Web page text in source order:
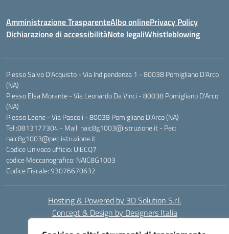
Amministrazione TrasparenteAlbo onlinePrivacy Policy
Dichiarazione di accessibilitàNote legaliWhistleblowing
Plesso Salvo D'Acquisto - Via Indipendenza 1 - 80038 Pomigliano D'Arco
(NA)
Plesso Elsa Morante - Via Leonardo Da Vinci - 80038 Pomigliano D'Arco
(NA)
Plesso Leone - Via Pascoli - 80038 Pomigliano D'Arco (NA)
Tel.:0813177304 - Mail: naic8g1003@istruzione.it - Pec:
naic8g1003@pec.istruzione.it
Codice Univoco ufficio: UIECQ7
codice Meccanografico: NAIC8G1003
Codice Fiscale: 93076670632
Hosting & Powered by 3D Solution S.r.l.
Concept & Design by Designers Italia